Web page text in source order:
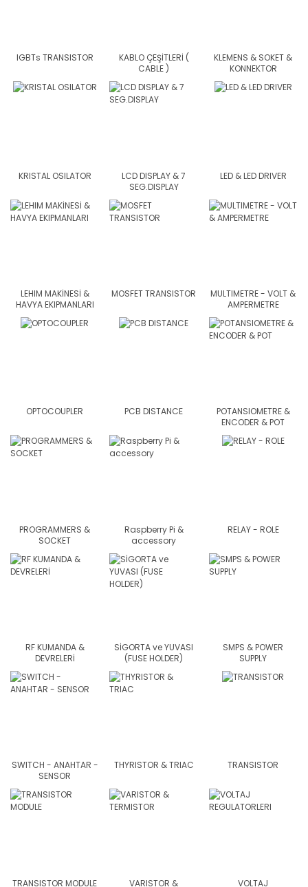
IGBTs TRANSISTOR
KABLO ÇEŞİTLERİ (
CABLE )
KLEMENS & SOKET &
KONNEKTOR
KRISTAL OSILATOR
LCD DISPLAY & 7
SEG.DISPLAY
LED & LED DRIVER
LEHIM MAKİNESİ &
HAVYA EKIPMANLARI
MOSFET TRANSISTOR
MULTIMETRE - VOLT &
AMPERMETRE
OPTOCOUPLER PCB DISTANCE
POTANSIOMETRE &
ENCODER & POT
PROGRAMMERS &
SOCKET
Raspberry Pi &
accessory
RELAY - ROLE
RF KUMANDA &
DEVRELERİ
SİGORTA ve YUVASI
(FUSE HOLDER)
SMPS & POWER
SUPPLY
SWITCH - ANAHTAR -
SENSOR
THYRISTOR & TRIAC TRANSISTOR
TRANSISTOR MODULE
VARISTOR &
VOLTAJ